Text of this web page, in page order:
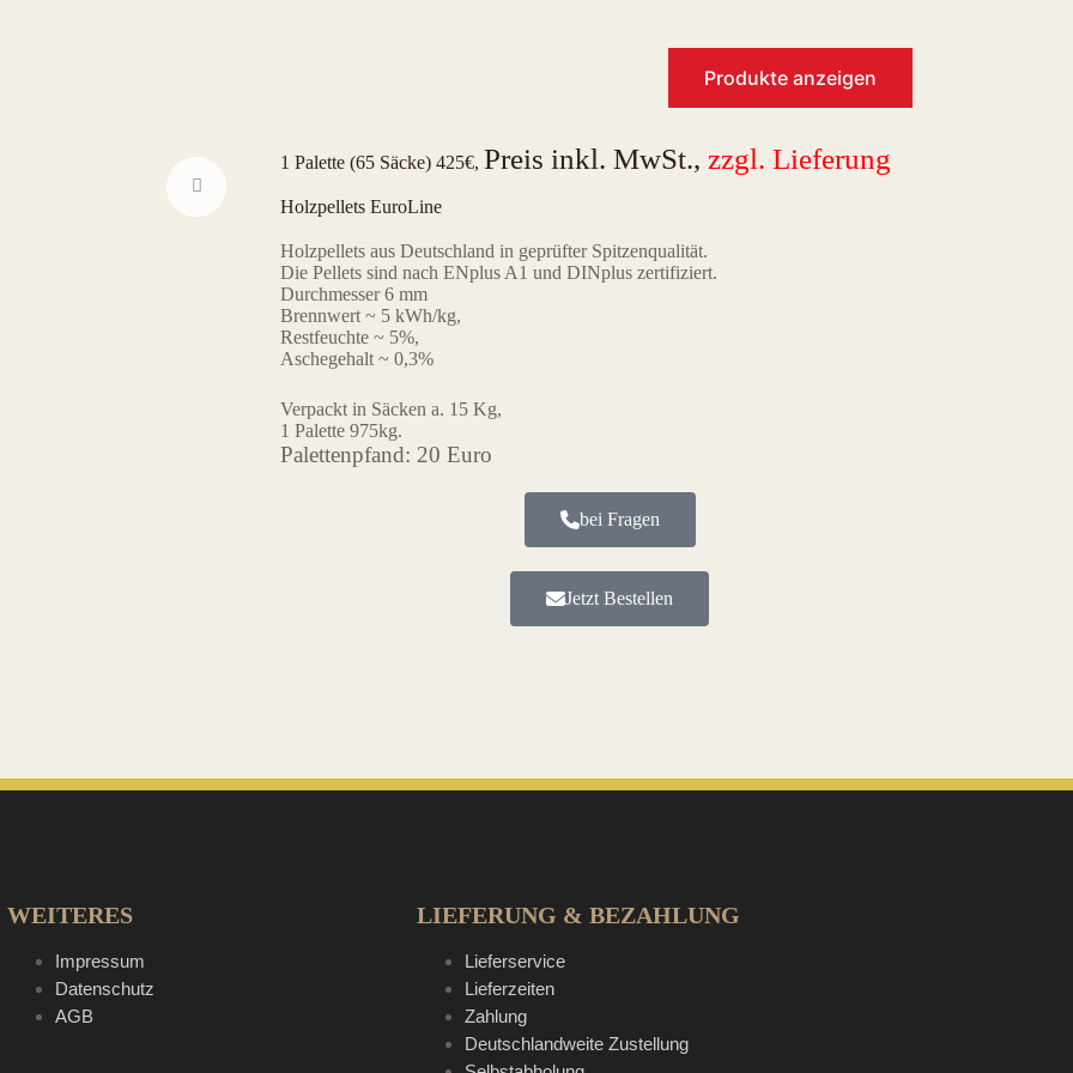
Produkte anzeigen
1 Palette (65 Säcke) 425€, Preis inkl. MwSt., zzgl. Lieferung
Holzpellets EuroLine
Holzpellets aus Deutschland in geprüfter Spitzenqualität.
Die Pellets sind nach ENplus A1 und DINplus zertifiziert.
Durchmesser 6 mm
Brennwert ~ 5 kWh/kg,
Restfeuchte ~ 5%,
Aschegehalt ~ 0,3%
Verpackt in Säcken a. 15 Kg,
1 Palette 975kg.
Palettenpfand: 20 Euro
bei Fragen
Jetzt Bestellen
WEITERES
Impressum
Datenschutz
AGB
LIEFERUNG & BEZAHLUNG
Lieferservice
Lieferzeiten
Zahlung
Deutschlandweite Zustellung